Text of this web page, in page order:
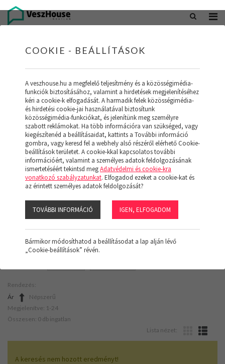
office@veszhouse.hu +36 20 402 5098
INGATLAN KÉSZLETÜNK
(19)
Szűrő megjelenítése
Rendezés:
Ár
Népszerű
Megjelenítve: 1-24
Összesen: 0 db ingatlan
Lista nézet:
A keresés nem hozott eredményt!
COOKIE - BEÁLLÍTÁSOK
A veszhouse.hu a megfelelő teljesítmény és a közösségimédia-
funkciók biztosításához, valamint a hirdetések megjelenítéséhez
kéri a cookie-k elfogadását. A harmadik felek közösségimédia-
és hirdetési cookie-jai használatával biztosítunk
közösségimédia-funkciókat, és jelenítünk meg személyre
szabott reklámokat. Ha több információra van szükséged, vagy
kiegészítenéd a beállításaidat, kattints a További információ
gombra, vagy keresd fel a webhely alsó részéről elérhető Cookie-
beállítások területet. A cookie-kkal kapcsolatos további
információért, valamint a személyes adatok feldolgozásának
ismertetéséért tekintsd megAdatvédelmi és cookie-kra
vonatkozó szabályzatunkat. Elfogadod ezeket a cookie-kat és
az érintett személyes adatok feldolgozását?
TOVÁBBI INFORMÁCIÓ IGEN, ELFOGADOM
Bármikor módosíthatod a beállításodat a lap alján lévő
„Cookie-beállítások” révén.